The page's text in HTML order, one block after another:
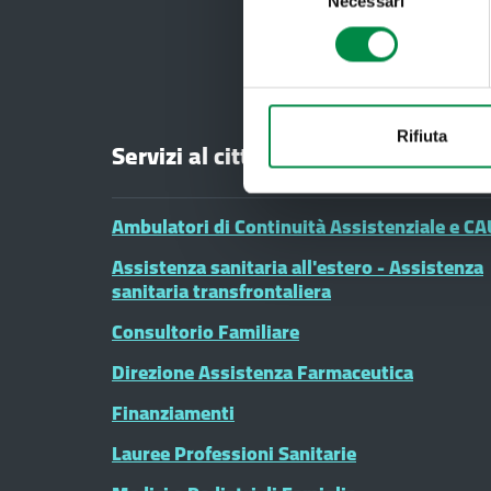
Rifiuta
Servizi al cittadino
Ambulatori di Continuità Assistenziale e
Assistenza sanitaria all'estero - Assistenza
sanitaria transfrontaliera
Consultorio Familiare
Direzione Assistenza Farmaceutica
Finanziamenti
Lauree Professioni Sanitarie